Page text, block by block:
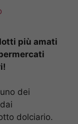
più amati
dei
dolciario.